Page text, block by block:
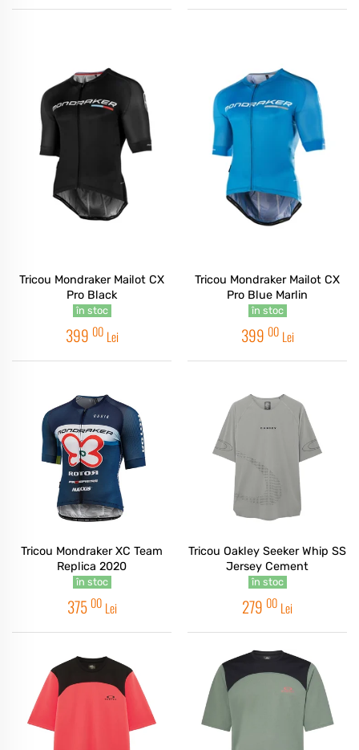
Tricou Mondraker Mailot CX
Pro Black
în stoc
399 00 Lei
Tricou Mondraker Mailot CX
Pro Blue Marlin
în stoc
399 00 Lei
Tricou Mondraker XC Team
Replica 2020
în stoc
375 00 Lei
Tricou Oakley Seeker Whip SS
Jersey Cement
în stoc
279 00 Lei